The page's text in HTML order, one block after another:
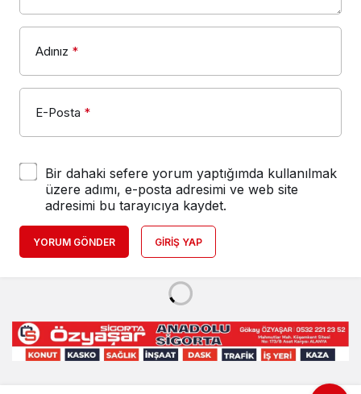
Adınız *
E-Posta *
Bir dahaki sefere yorum yaptığımda kullanılmak
üzere adımı, e-posta adresimi ve web site
adresimi bu tarayıcıya kaydet.
YORUM GÖNDER GIRIŞ YAP